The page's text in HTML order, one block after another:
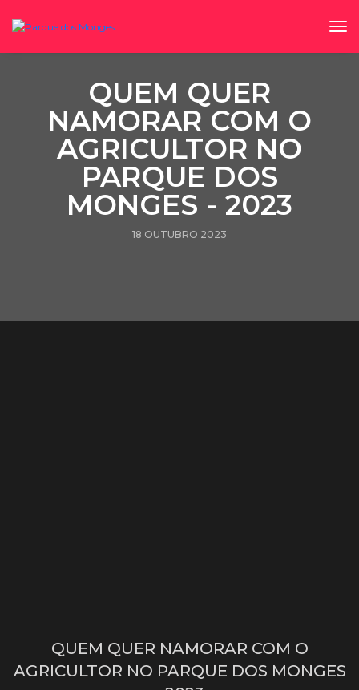
QUEM QUER
NAMORAR COM O
AGRICULTOR NO
PARQUE DOS
MONGES - 2023
18 OUTUBRO 2023
QUEM QUER NAMORAR COM O
AGRICULTOR NO PARQUE DOS MONGES